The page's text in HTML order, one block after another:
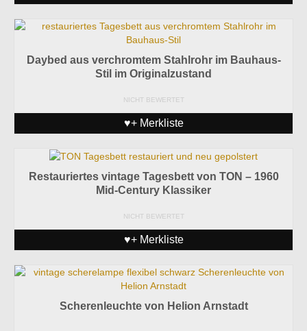
Daybed aus verchromtem Stahlrohr im Bauhaus-
Stil im Originalzustand
NICHT BEWERTET
♥+ Merkliste
Restauriertes vintage Tagesbett von TON – 1960
Mid-Century Klassiker
NICHT BEWERTET
♥+ Merkliste
Scherenleuchte von Helion Arnstadt